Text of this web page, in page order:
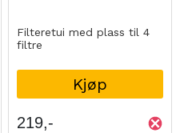
Filteretui med plass til 4
filtre
Kjøp
219